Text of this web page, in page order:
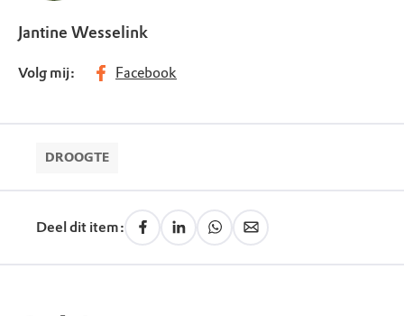
Jantine Wesselink
Volg mij: Facebook
DROOGTE
Deel dit item: